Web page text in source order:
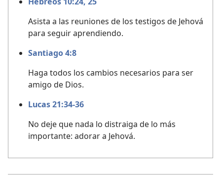
Asista a las reuniones de los testigos de Jehová
para seguir aprendiendo.
Santiago 4:8
Haga todos los cambios necesarios para ser
amigo de Dios.
Lucas 21:34-36
No deje que nada lo distraiga de lo más
importante: adorar a Jehová.